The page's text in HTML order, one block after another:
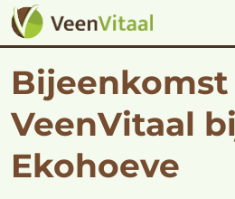
Bijeenkomst
VeenVitaal
Ekohoeve